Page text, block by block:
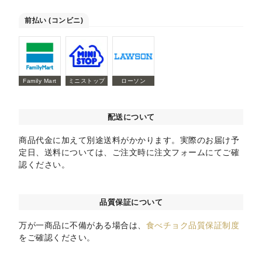
前払い (コンビニ)
Family Mart ミニストップ ローソン
配送について
商品代金に加えて別途送料がかかります。実際のお届け予
定日、送料については、ご注文時に注文フォームにてご確
認ください。
品質保証について
万が一商品に不備がある場合は、 食べチョク品質保証制度
をご確認ください。